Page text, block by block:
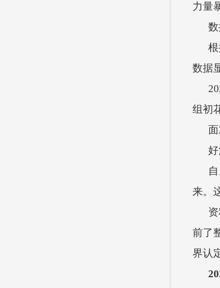
力量
数据
组初
来。
前了
界认